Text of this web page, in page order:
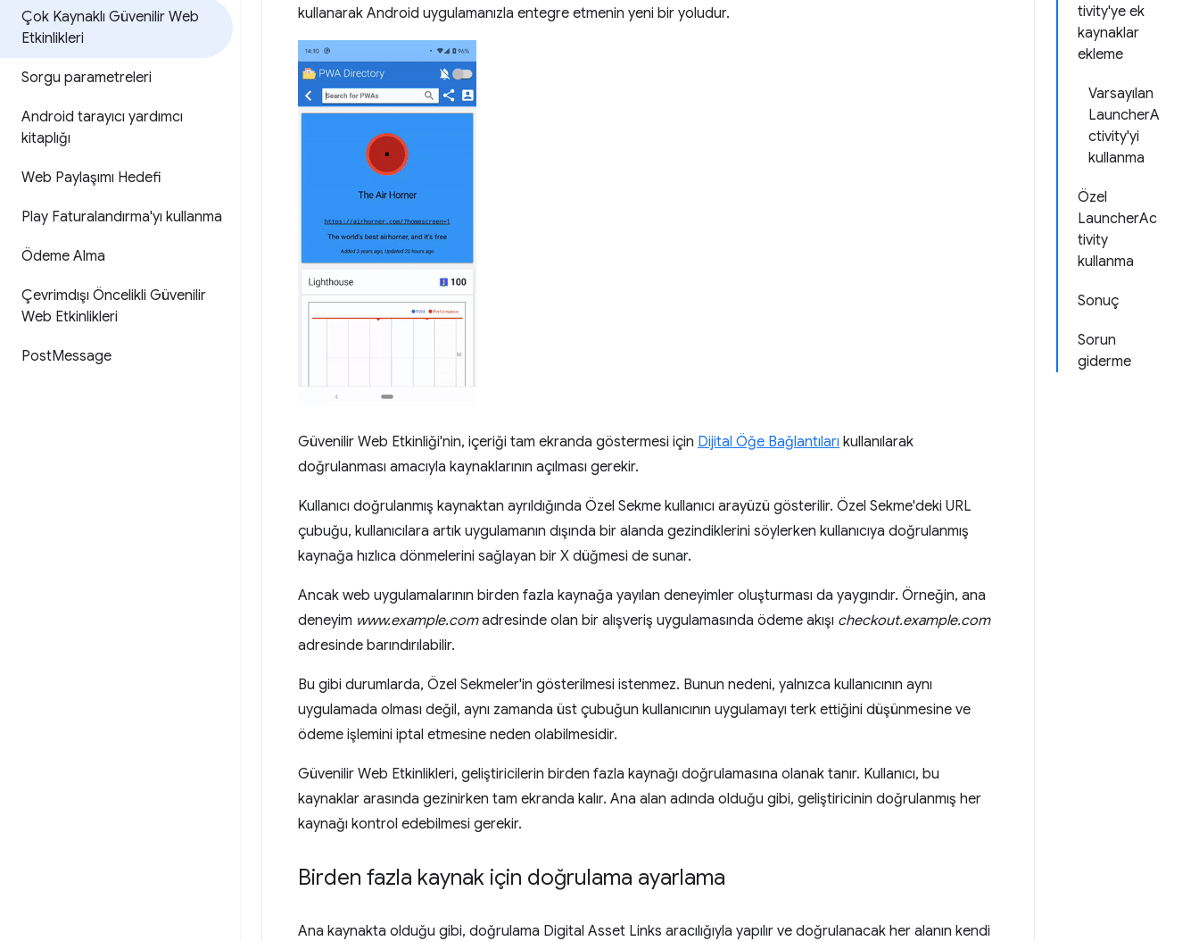
Çok Kaynaklı Güvenilir Web
Etkinlikleri
Sorgu parametreleri
Android tarayıcı yardımcı
kitaplığı
Web Paylaşımı Hedefi
Play Faturalandırma'yı kullanma
Ödeme Alma
Çevrimdışı Öncelikli Güvenilir
Web Etkinlikleri
PostMessage
tivity'ye ek
kaynaklar
ekleme
Varsayılan
LauncherA
ctivity'yi
kullanma
Özel
LauncherAc
tivity
kullanma
Sonuç
Sorun
giderme
kullanarak Android uygulamanızla entegre etmenin yeni bir yoludur.
Güvenilir Web Etkinliği'nin, içeriği tam ekranda göstermesi için Dijital Öğe Bağlantıları kullanılarak
doğrulanması amacıyla kaynaklarının açılması gerekir.
Kullanıcı doğrulanmış kaynaktan ayrıldığında Özel Sekme kullanıcı arayüzü gösterilir. Özel Sekme'deki URL
çubuğu, kullanıcılara artık uygulamanın dışında bir alanda gezindiklerini söylerken kullanıcıya doğrulanmış
kaynağa hızlıca dönmelerini sağlayan bir X düğmesi de sunar.
Ancak web uygulamalarının birden fazla kaynağa yayılan deneyimler oluşturması da yaygındır. Örneğin, ana
deneyim www.example.comadresinde olan bir alışveriş uygulamasında ödeme akışı checkout.example.com
adresinde barındırılabilir.
Bu gibi durumlarda, Özel Sekmeler'in gösterilmesi istenmez. Bunun nedeni, yalnızca kullanıcının aynı
uygulamada olması değil, aynı zamanda üst çubuğun kullanıcının uygulamayı terk ettiğini düşünmesine ve
ödeme işlemini iptal etmesine neden olabilmesidir.
Güvenilir Web Etkinlikleri, geliştiricilerin birden fazla kaynağı doğrulamasına olanak tanır. Kullanıcı, bu
kaynaklar arasında gezinirken tam ekranda kalır. Ana alan adında olduğu gibi, geliştiricinin doğrulanmış her
kaynağı kontrol edebilmesi gerekir.
Birden fazla kaynak için doğrulama ayarlama
Ana kaynakta olduğu gibi, doğrulama Digital Asset Links aracılığıyla yapılır ve doğrulanacak her alanın kendi